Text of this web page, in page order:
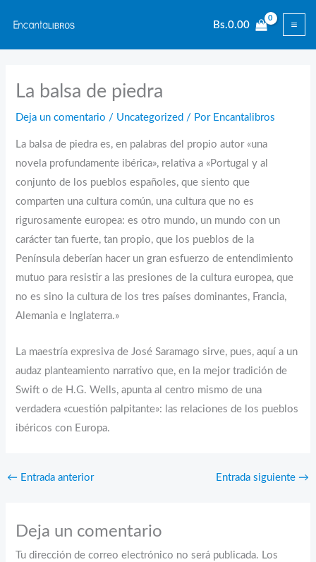
contenido
Bs.0.00
La balsa de piedra
Deja un comentario / Uncategorized / Por Encantalibros
La balsa de piedra es, en palabras del propio autor «una
novela profundamente ibérica», relativa a «Portugal y al
conjunto de los pueblos españoles, que siento que
comparten una cultura común, una cultura que no es
rigurosamente europea: es otro mundo, un mundo con un
carácter tan fuerte, tan propio, que los pueblos de la
Península deberían hacer un gran esfuerzo de entendimiento
mutuo para resistir a las presiones de la cultura europea, que
no es sino la cultura de los tres países dominantes, Francia,
Alemania e Inglaterra.»
La maestría expresiva de José Saramago sirve, pues, aquí a un
audaz planteamiento narrativo que, en la mejor tradición de
Swift o de H.G. Wells, apunta al centro mismo de una
verdadera «cuestión palpitante»: las relaciones de los pueblos
ibéricos con Europa.
← Entrada anterior Entrada siguiente →
Deja un comentario
Tu dirección de correo electrónico no será publicada. Los